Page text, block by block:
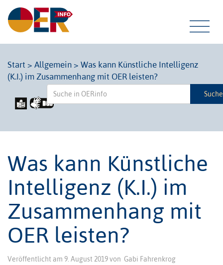
Start > Allgemein > Was kann Künstliche Intelligenz
(K.I.) im Zusammenhang mit OER leisten?
Was kann Künstliche
Intelligenz (K.I.) im
Zusammenhang mit
OER leisten?
Veröffentlicht am 9. August 2019von Gabi Fahrenkrog